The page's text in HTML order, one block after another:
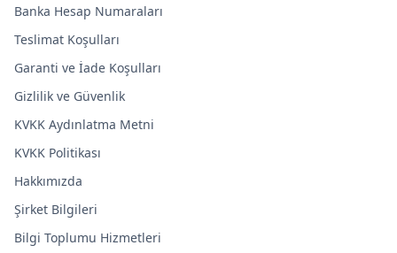
Banka Hesap Numaraları
Teslimat Koşulları
Garanti ve İade Koşulları
Gizlilik ve Güvenlik
KVKK Aydınlatma Metni
KVKK Politikası
Hakkımızda
Şirket Bilgileri
Bilgi Toplumu Hizmetleri